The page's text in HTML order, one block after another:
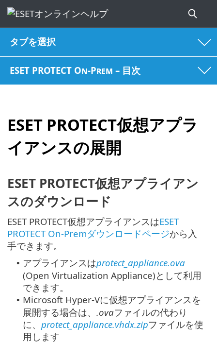
タブを選択
ESET PROTECT On-Prem – 目次
ESET PROTECT仮想アプラ
イアンスの展開
ESET PROTECT仮想アプライアン
スのダウンロード
ESET PROTECT仮想アプライアンスはESET
PROTECT On-Premダウンロードページから入
手できます。
• アプライアンスはprotect_appliance.ova
(Open Virtualization Appliance)として利用
できます。
• Microsoft Hyper-Vに仮想アプライアンスを
展開する場合は、 .ovaファイルの代わり
に、 protect_appliance.vhdx.zipファイルを使
用します